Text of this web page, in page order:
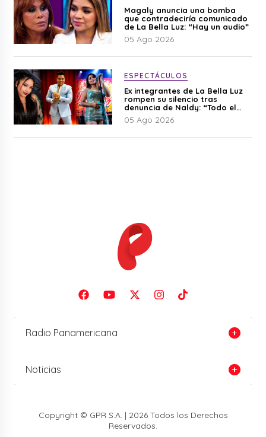
Magaly anuncia una bomba
que contradeciría comunicado
de La Bella Luz: “Hay un audio”
05 Ago 2026
ESPECTÁCULOS
Ex integrantes de La Bella Luz
rompen su silencio tras
denuncia de Naldy: “Todo el
mundo lo sabía”
05 Ago 2026
Radio Panamericana
Noticias
Copyright © GPR S.A. | 2026 Todos los Derechos
Reservados.